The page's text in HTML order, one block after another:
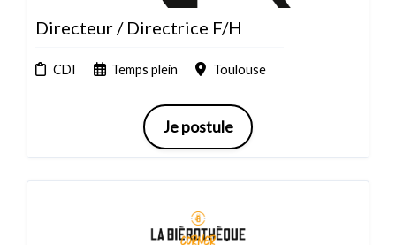
Directeur / Directrice F/H
CDI Temps plein Toulouse
Je postule